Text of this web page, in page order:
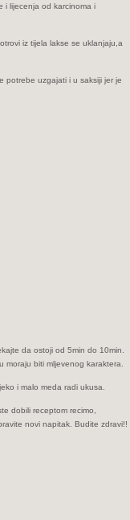
potpunosti
organizam…
i lijecenja od karcinoma i
iz tijela lakse se uklanjaju,a
potrebe uzgajati i u saksiji jer je
da ostoji od 5min do 10min.
biti mljevenog karaktera.
i malo meda radi ukusa.
dobili receptom recimo,
novi napitak. Budite zdravi!!